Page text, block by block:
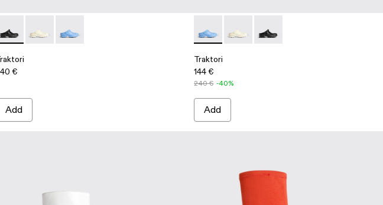
Traktori - K100877-001 - Black
Traktori - K100877-003 - White
Traktori - K100877-002 - Blue
€
Add
Traktori - K100877-002 - Blue
Traktori - K100877-003 - White
Traktori - K100877-001 - Black
Traktori
144 €
240 € -40%
Add